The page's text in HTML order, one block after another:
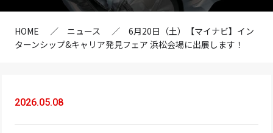
HOME ニュース
6月20日（土）【マイナビ】イン
ターンシップ&キャリア発見フェア 浜松会場に出展します！
2026.05.08